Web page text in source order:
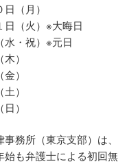
（月）
日（火）※大晦日
水・祝）※元日
）
）
）
）
務所（東京支部）は、
始も弁護士による初回無